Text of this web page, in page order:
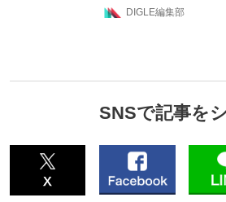
DIGLE編集部
SNSで記事を